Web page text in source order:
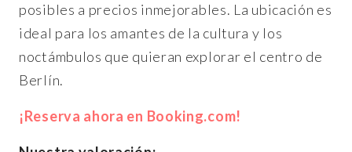
posibles a precios inmejorables. La ubicación es
ideal para los amantes de la cultura y los
noctámbulos que quieran explorar el centro de
Berlín.
¡Reserva ahora en Booking.com!